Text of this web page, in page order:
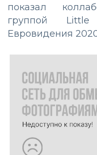
показал
группой
Евровидения